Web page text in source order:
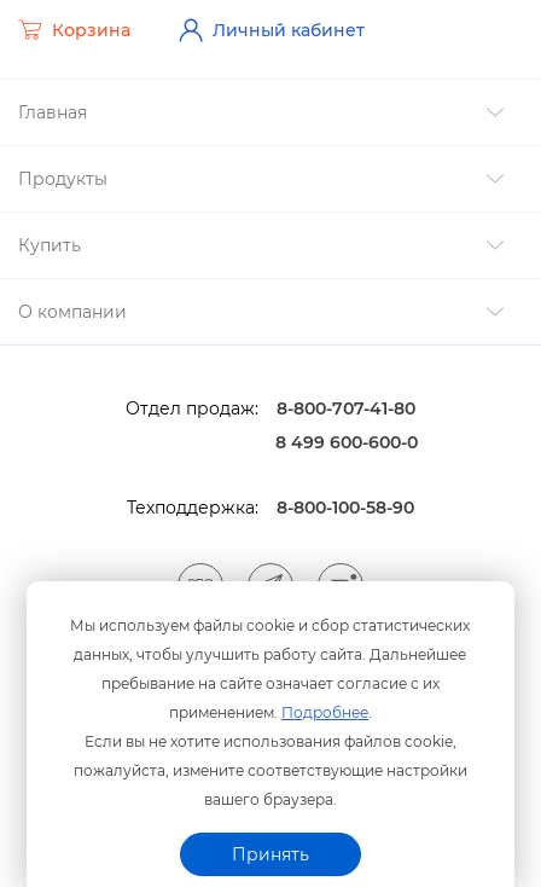
Мы используем файлы cookie и сбор статистических
данных, чтобы улучшить работу сайта. Дальнейшее
пребывание на сайте означает согласие с их
применением. Подробнее.
Если вы не хотите использования файлов cookie,
пожалуйста, измените соответствующие настройки
ашего браузера.
Принять
Главная
Продукты
Купить
О компании
Корзина Личный кабинет
Политика конфиденциальности
© ООО «Программный центр» 2003-2026 гг.
Отдел продаж:
8-800-707-41-80
8 499 600-600-0
Техподдержка: 8-800-100-58-90
Мы принимаем оплату
анковскими картами